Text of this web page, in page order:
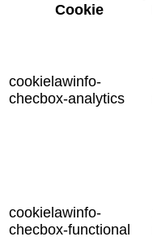
Cookie
cookielawinfo-
checbox-analytics
cookielawinfo-
checbox-functional